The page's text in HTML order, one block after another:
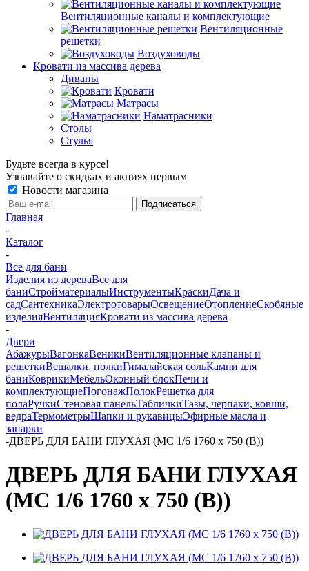
Вентиляционные каналы и комплектующие
Вентиляционные
решетки
Воздуховоды
Кровати из массива дерева
Диваны
Кровати
Матрасы
Наматрасники
Столы
Стулья
Будьте всегда в курсе!
Узнавайте о скидках и акциях первым
Новости магазина
Главная
-
Каталог
-
Все для бани
Изделия из дереваВсе для
баниСтройматериалыИнструментыКраскиДача и
садСантехникаЭлектротоварыОсвещениеОтоплениеСкобяные
изделияВентиляцияКровати из массива дерева
-
Двери
АбажурыВагонкаВеникиВентиляционные клапаны и
решеткиВешалки, полкиГималайская сольКамни для
баниКоврикиМебельОконный блокПечи и
комплектующиеПогонажПолокРешетка для
полаРучкиСтеновая панельТабличкиТазы, черпаки, ковши,
ведраТермометрыШапки и рукавицыЭфирные масла и
запарки
-ДВЕРЬ ДЛЯ БАНИ ГЛУХАЯ (МС 1/6 1760 х 750 (В))
ДВЕРЬ ДЛЯ БАНИ ГЛУХАЯ
(МС 1/6 1760 х 750 (В))